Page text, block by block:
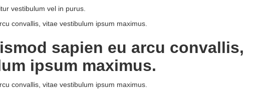
vestibulum vel in purus.
convallis, vitae vestibulum ipsum maximus.
sapien eu arcu convallis,
ipsum maximus.
convallis, vitae vestibulum ipsum maximus.